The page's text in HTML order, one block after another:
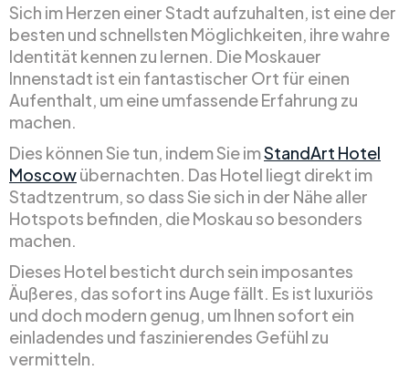
Sich im Herzen einer Stadt aufzuhalten, ist eine der
besten und schnellsten Möglichkeiten, ihre wahre
Identität kennen zu lernen. Die Moskauer
Innenstadt ist ein fantastischer Ort für einen
Aufenthalt, um eine umfassende Erfahrung zu
machen.
Dies können Sie tun, indem Sie imStandArt Hotel
Moscowübernachten. Das Hotel liegt direkt im
Stadtzentrum, so dass Sie sich in der Nähe aller
Hotspots befinden, die Moskau so besonders
machen.
Dieses Hotel besticht durch sein imposantes
Äußeres, das sofort ins Auge fällt. Es ist luxuriös
und doch modern genug, um Ihnen sofort ein
einladendes und faszinierendes Gefühl zu
vermitteln.